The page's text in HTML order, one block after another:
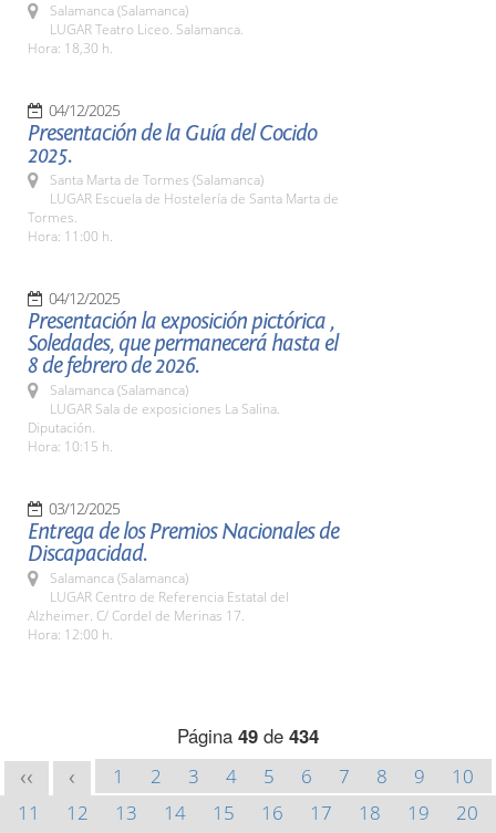
Salamanca (Salamanca)
LUGAR Teatro Liceo. Salamanca.
Hora: 18,30 h.
04/12/2025
Presentación de la Guía del Cocido
2025.
Santa Marta de Tormes (Salamanca)
LUGAR Escuela de Hostelería de Santa Marta de
Tormes.
Hora: 11:00 h.
04/12/2025
Presentación la exposición pictórica ,
Soledades, que permanecerá hasta el
8 de febrero de 2026.
Salamanca (Salamanca)
LUGAR Sala de exposiciones La Salina.
Diputación.
Hora: 10:15 h.
03/12/2025
Entrega de los Premios Nacionales de
Discapacidad.
Salamanca (Salamanca)
LUGAR Centro de Referencia Estatal del
Alzheimer. C/ Cordel de Merinas 17.
Hora: 12:00 h.
Página 49 de 434
<< < 1 2 3 4 5 6 7 8 9
10
11
12 13 14 15 16 17 18 19
20